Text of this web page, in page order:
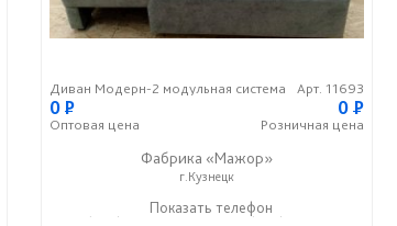
Диван Модерн-2 модульная система Арт. 11693
0P
Оптовая цена
0 P
Розничная цена
Фабрика «Мажор»
г.Кузнецк
+7 (999) 611-98-99 ☎+7 (999) 610-99-95
Показать телефон